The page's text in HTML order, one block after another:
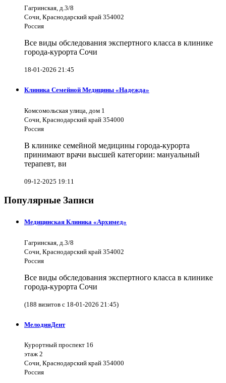
Гагринская, д.3/8
Сочи, Краснодарский край 354002
Россия
Все виды обследования экспертного класса в клинике
города-курорта Сочи
18-01-2026 21:45
Клиника Семейной Медицины «Надежда»
Комсомольская улица, дом 1
Сочи, Краснодарский край 354000
Россия
В клинике семейной медицины города-курорта
принимают врачи высшей категории: мануальный
терапевт, ви
09-12-2025 19:11
Популярные Записи
Медицинская Клиника «Архимед»
Гагринская, д.3/8
Сочи, Краснодарский край 354002
Россия
Все виды обследования экспертного класса в клинике
города-курорта Сочи
(188 визитов с 18-01-2026 21:45)
МелодияДент
Курортный проспект 16
этаж 2
Сочи, Краснодарский край 354000
Россия